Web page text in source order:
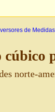
de
cúbico
norte-